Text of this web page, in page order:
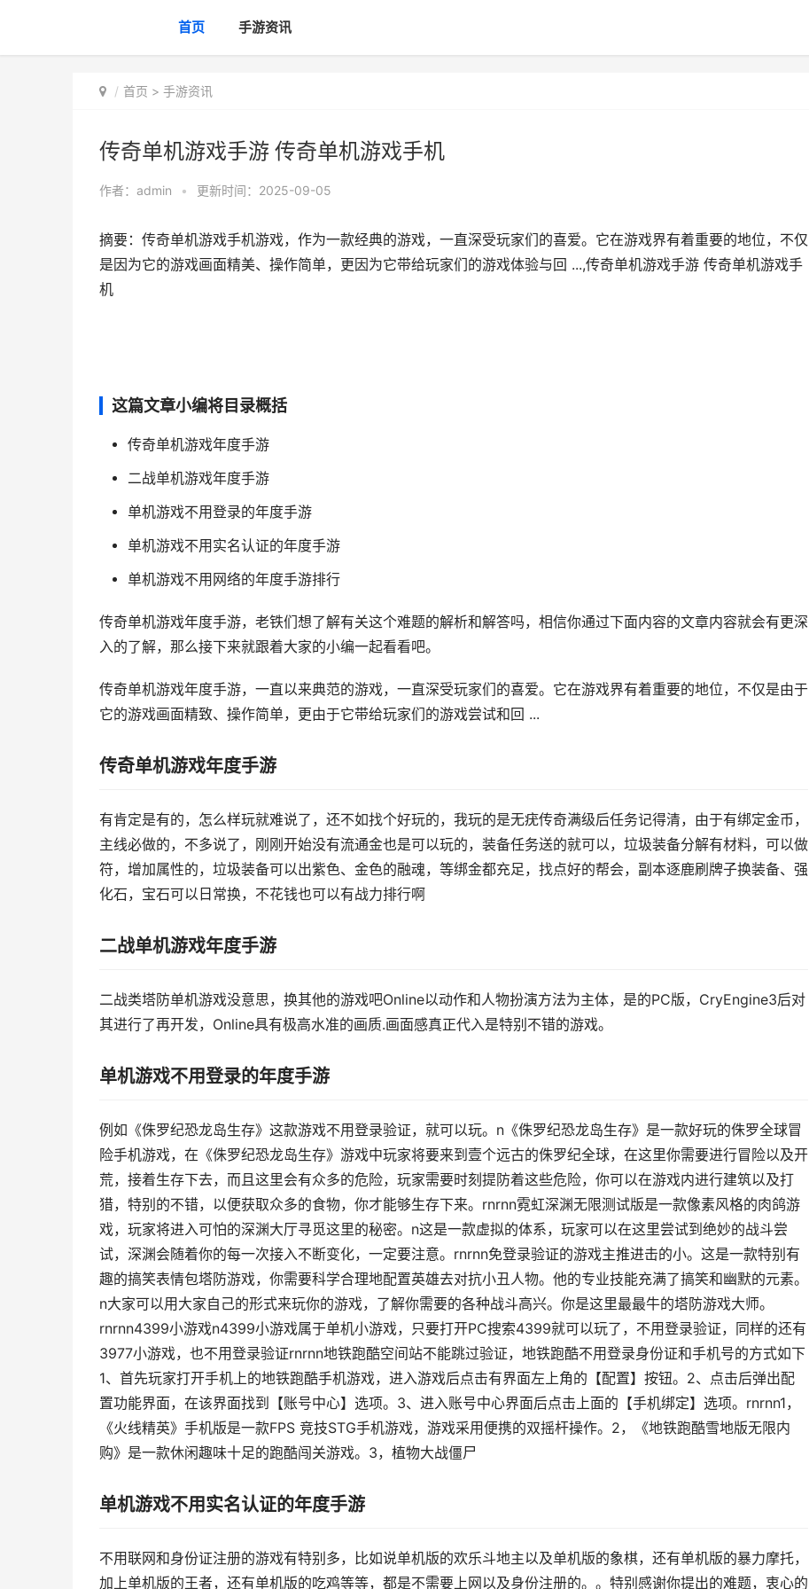
首页 手游资讯
首页 > 手游资讯
传奇单机游戏手游 传奇单机游戏手机
作者： admin • 更新时间：2025-09-05
摘要：传奇单机游戏手机游戏，作为一款经典的游戏，一直深受玩家们的喜爱。它在游戏界有着重要的地位，不仅
是因为它的游戏画面精美、操作简单，更因为它带给玩家们的游戏体验与回 ...,传奇单机游戏手游 传奇单机游戏手
机
这篇文章小编将目录概括
传奇单机游戏年度手游
二战单机游戏年度手游
单机游戏不用登录的年度手游
单机游戏不用实名认证的年度手游
单机游戏不用网络的年度手游排行
传奇单机游戏年度手游，老铁们想了解有关这个难题的解析和解答吗，相信你通过下面内容的文章内容就会有更深
入的了解，那么接下来就跟着大家的小编一起看看吧。
传奇单机游戏年度手游，一直以来典范的游戏，一直深受玩家们的喜爱。它在游戏界有着重要的地位，不仅是由于
它的游戏画面精致、操作简单，更由于它带给玩家们的游戏尝试和回 ...
传奇单机游戏年度手游
有肯定是有的，怎么样玩就难说了，还不如找个好玩的，我玩的是无疣传奇满级后任务记得清，由于有绑定金币，
主线必做的，不多说了，刚刚开始没有流通金也是可以玩的，装备任务送的就可以，垃圾装备分解有材料，可以做
符，增加属性的，垃圾装备可以出紫色、金色的融魂，等绑金都充足，找点好的帮会，副本逐鹿刷牌子换装备、强
化石，宝石可以日常换，不花钱也可以有战力排行啊
二战单机游戏年度手游
二战类塔防单机游戏没意思，换其他的游戏吧Online以动作和人物扮演方法为主体，是的PC版，CryEngine3后对
其进行了再开发，Online具有极高水准的画质.画面感真正代入是特别不错的游戏。
单机游戏不用登录的年度手游
例如《侏罗纪恐龙岛生存》这款游戏不用登录验证，就可以玩。n《侏罗纪恐龙岛生存》是一款好玩的侏罗全球冒
险手机游戏，在《侏罗纪恐龙岛生存》游戏中玩家将要来到壹个远古的侏罗纪全球，在这里你需要进行冒险以及开
荒，接着生存下去，而且这里会有众多的危险，玩家需要时刻提防着这些危险，你可以在游戏内进行建筑以及打
猎，特别的不错，以便获取众多的食物，你才能够生存下来。rnrnn霓虹深渊无限测试版是一款像素风格的肉鸽游
戏，玩家将进入可怕的深渊大厅寻觅这里的秘密。n这是一款虚拟的体系，玩家可以在这里尝试到绝妙的战斗尝
试，深渊会随着你的每一次接入不断变化，一定要注意。rnrnn免登录验证的游戏主推进击的小。这是一款特别有
趣的搞笑表情包塔防游戏，你需要科学合理地配置英雄去对抗小丑人物。他的专业技能充满了搞笑和幽默的元素。
n大家可以用大家自己的形式来玩你的游戏，了解你需要的各种战斗高兴。你是这里最最牛的塔防游戏大师。
rnrnn4399小游戏n4399小游戏属于单机小游戏，只要打开PC搜索4399就可以玩了，不用登录验证，同样的还有
3977小游戏，也不用登录验证rnrnn地铁跑酷空间站不能跳过验证，地铁跑酷不用登录身份证和手机号的方式如下
1、首先玩家打开手机上的地铁跑酷手机游戏，进入游戏后点击有界面左上角的【配置】按钮。2、点击后弹出配
置功能界面，在该界面找到【账号中心】选项。3、进入账号中心界面后点击上面的【手机绑定】选项。rnrnn1，
《火线精英》手机版是一款FPS 竞技STG手机游戏，游戏采用便携的双摇杆操作。2，《地铁跑酷雪地版无限内
购》是一款休闲趣味十足的跑酷闯关游戏。3，植物大战僵尸
单机游戏不用实名认证的年度手游
不用联网和身份证注册的游戏有特别多，比如说单机版的欢乐斗地主以及单机版的象棋，还有单机版的暴力摩托，
加上单机版的王者，还有单机版的吃鸡等等，都是不需要上网以及身份注册的。。特别感谢你提出的难题，衷心的